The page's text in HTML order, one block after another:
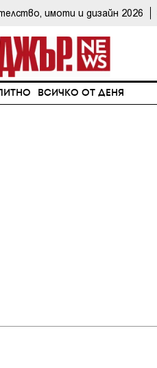
имоти и дизайн 2026
ВСИЧКО ОТ ДЕНЯ